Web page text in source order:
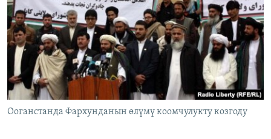
Ооганстанда Фархунданын өлүмү коомчулукту козгоду